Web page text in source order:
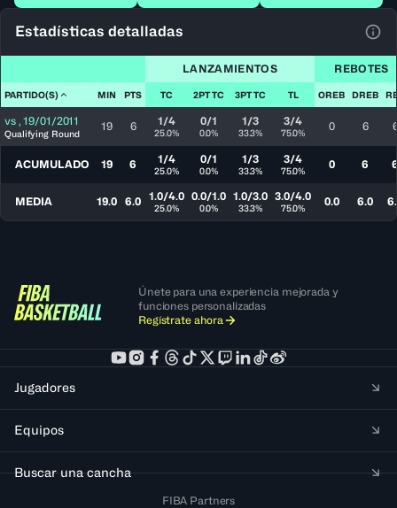
Estadísticas detalladas
LANZAMIENTOS REBOTES
PARTIDO(S) MIN PTS TC 2PT TC 3PT TC TL OREB DREB
vs ,19/01/2011
Qualifying Round
19 6 1/4
25.0%
0/1
0.0%
1/3
33.3%
3/4
75.0% 0 6
ACUMULADO 19 6 1/4
25.0%
0/1
0.0%
1/3
33.3%
3/4
75.0% 0 6
MEDIA 19.0 6.0 1.0/4.0
25.0%
0.0/1.0
0.0%
1.0/3.0
33.3%
3.0/4.0
75.0% 0.0 6.0
Únete para una experiencia mejorada y
funciones personalizadas
Regístrate ahora
Jugadores
Equipos
Buscar una cancha
FIBA Partners